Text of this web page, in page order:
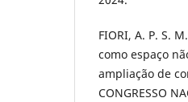
FIORI, A. P. S.
como espaço
ampliação de
CONGRESSO